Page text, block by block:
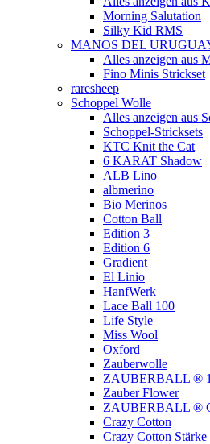
Morning Salutation
Silky Kid RMS
MANOS DEL
Alles anzeigen
Fino Minis Strickset
raresheep
Schoppel Wolle
Alles anzeigen aus
Schoppel-Stricksets
KTC Knit the Cat
6 KARAT Shadow
ALB Lino
albmerino
Bio Merinos
Cotton Ball
Edition 3
Edition 6
Gradient
El Linio
HanfWerk
Lace Ball 100
Life Style
Miss Wool
Oxford
Zauberwolle
ZAUBERBALL ®
Zauber Flower
ZAUBERBALL ®
Crazy Cotton
Crazy Cotton Stärke